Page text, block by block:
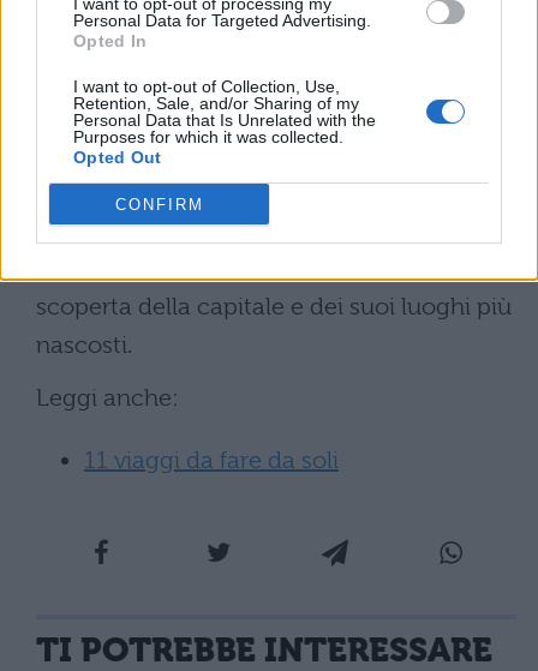
Personal Data for Targeted Advertising.
Opted In
I want to opt-out of Collection, Use,
Retention, Sale, and/or Sharing of my
Personal Data that Is Unrelated with the
Purposes for which it was collected.
Opted Out
CONFIRM
quando si colora di luci sfavillanti, è bella in
primavera quando i primi alberi riprendono
a rifiorire ed è bella anche in estate, con i
suoi bellissimi mari che combatteranno il
caldo afoso. Appena avete un weekend
libero e appena le condizioni lo
scoperta della capitale e dei suoi luoghi più
nascosti.
Leggi anche:
11 viaggi da fare da soli
TI POTREBBE INTERESSARE